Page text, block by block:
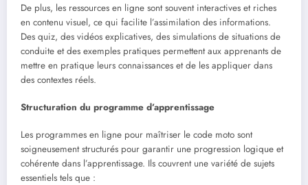
De plus, les ressources en ligne sont souvent interactives et riches
en contenu visuel, ce qui facilite l’assimilation des informations.
Des quiz, des vidéos explicatives, des simulations de situations de
conduite et des exemples pratiques permettent aux apprenants de
mettre en pratique leurs connaissances et de les appliquer dans
des contextes réels.
Structuration du programme d’apprentissage
Les programmes en ligne pour maîtriser le code moto sont
soigneusement structurés pour garantir une progression logique et
cohérente dans l’apprentissage. Ils couvrent une variété de sujets
essentiels tels que :